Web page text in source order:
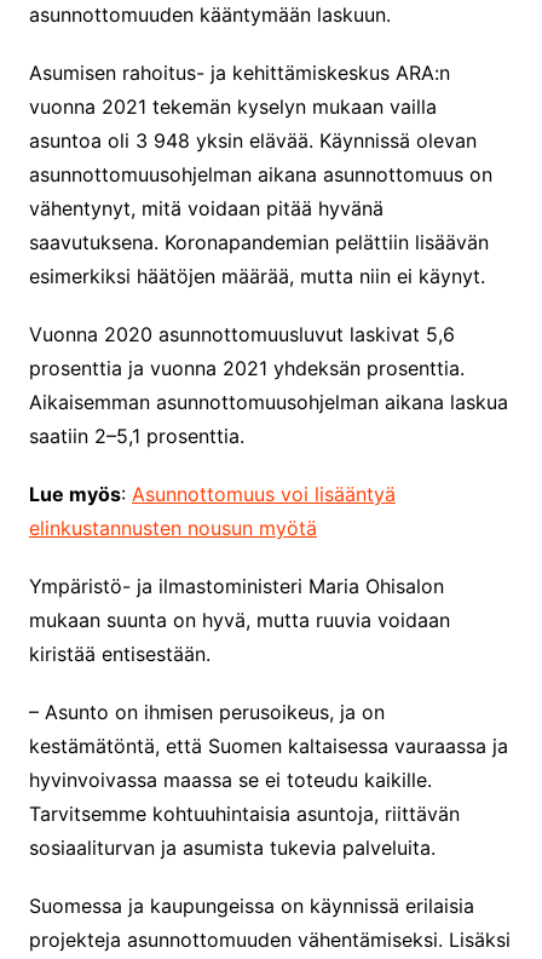
asunnottomuuden kääntymään laskuun.
Asumisen rahoitus- ja kehittämiskeskus ARA:n
vuonna 2021 tekemän kyselyn mukaan vailla
asuntoa oli 3 948 yksin elävää. Käynnissä olevan
asunnottomuusohjelman aikana asunnottomuus on
vähentynyt, mitä voidaan pitää hyvänä
saavutuksena. Koronapandemian pelättiin lisäävän
esimerkiksi häätöjen määrää, mutta niin ei käynyt.
Vuonna 2020 asunnottomuusluvut laskivat 5,6
prosenttia ja vuonna 2021 yhdeksän prosenttia.
Aikaisemman asunnottomuusohjelman aikana laskua
saatiin 2–5,1 prosenttia.
Lue myös: Asunnottomuus voi lisääntyä
elinkustannusten nousun myötä
Ympäristö- ja ilmastoministeri Maria Ohisalon
mukaan suunta on hyvä, mutta ruuvia voidaan
kiristää entisestään.
– Asunto on ihmisen perusoikeus, ja on
kestämätöntä, että Suomen kaltaisessa vauraassa ja
hyvinvoivassa maassa se ei toteudu kaikille.
Tarvitsemme kohtuuhintaisia asuntoja, riittävän
sosiaaliturvan ja asumista tukevia palveluita.
Suomessa ja kaupungeissa on käynnissä erilaisia
projekteja asunnottomuuden vähentämiseksi. Lisäksi